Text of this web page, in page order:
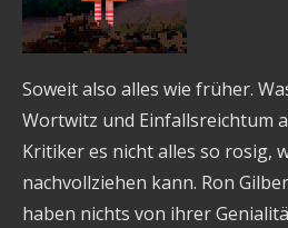
Soweit also alles wie früher.
Wortwitz und Einfallsreichtum
Kritiker es nicht alles so rosig,
nachvollziehen kann. Ron
haben nichts von ihrer